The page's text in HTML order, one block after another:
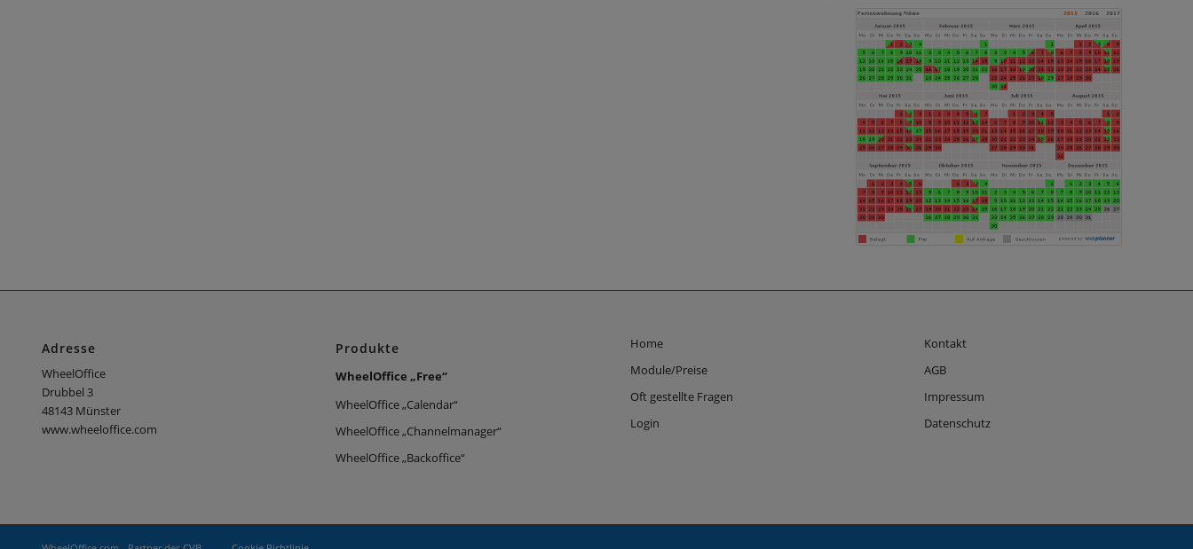
Adresse
WheelOffice
Drubbel 3
48143 Münster
www.wheeloffice.com
Produkte
WheelOffice „Free“
WheelOffice „Calendar“
WheelOffice „Channelmanager“
WheelOffice „Backoffice“
Home
Module/Preise
Oft gestellte Fragen
Login
Kontakt
AGB
Impressum
Datenschutz